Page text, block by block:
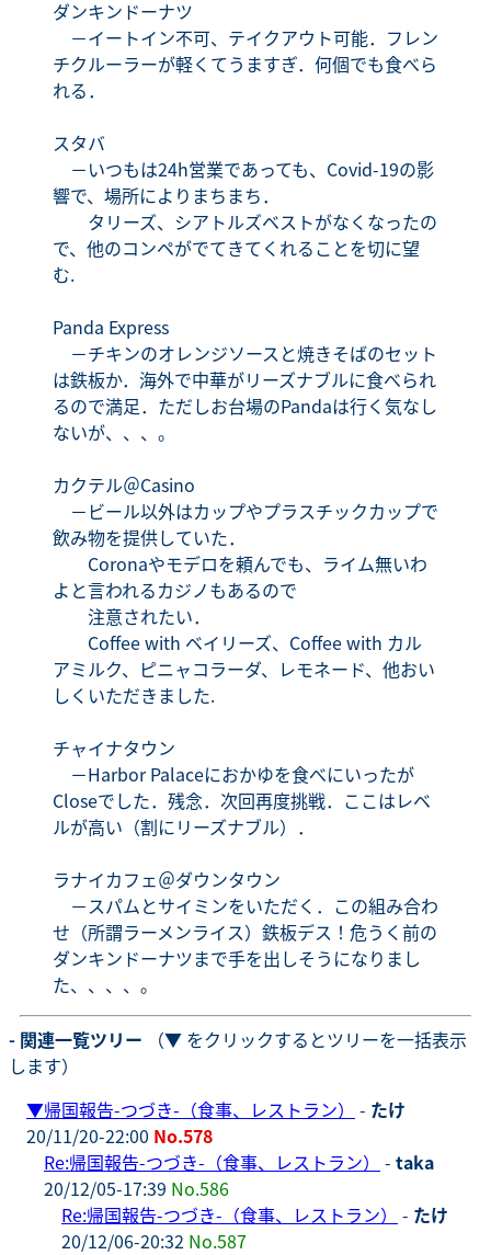
ダンキンドーナツ
－イートイン不可、テイクアウト可能．フレン
チクルーラーが軽くてうますぎ．何個でも食べら
れる．
スタバ
－いつもは24h営業であっても、Covid-19の影
響で、場所によりまちまち．
タリーズ、シアトルズベストがなくなったの
で、他のコンペがでてきてくれることを切に望
む.
Panda Express
－チキンのオレンジソースと焼きそばのセット
は鉄板か．海外で中華がリーズナブルに食べられ
るので満足．ただしお台場のPandaは行く気なし
ないが、、、。
カクテル＠Casino
－ビール以外はカップやプラスチックカップで
飲み物を提供していた．
Coronaやモデロを頼んでも、ライム無いわ
よと言われるカジノもあるので
注意されたい．
Coffee with ベイリーズ、Coffee with カル
アミルク、ピニャコラーダ、レモネード、他おい
しくいただきました.
チャイナタウン
－Harbor Palaceにおかゆを食べにいったが
Closeでした．残念．次回再度挑戦．ここはレベ
ルが高い（割にリーズナブル）．
ラナイカフェ＠ダウンタウン
－スパムとサイミンをいただく．この組み合わ
せ（所謂ラーメンライス）鉄板デス！危うく前の
ダンキンドーナツまで手を出しそうになりまし
た、、、、。
- 関連一覧ツリー （▼ をクリックするとツリーを一括表示
します）
▼帰国報告-つづき-（食事、レストラン） - たけ
20/11/20-22:00 No.578
Re:帰国報告-つづき-（食事、レストラン）
- taka
20/12/05-17:39 No.586
Re:帰国報告-つづき-（食事、レストラン）
- たけ
20/12/06-20:32 No.587